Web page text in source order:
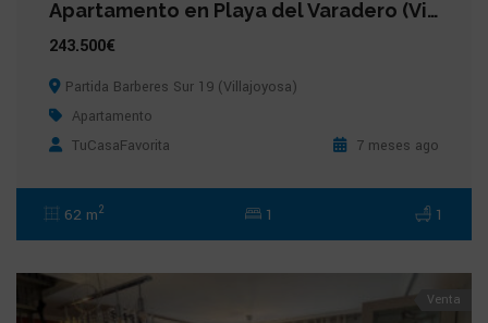
Apartamento en Playa del Varadero (Villajoyosa)
243.500€
Partida Barberes Sur 19 (Villajoyosa)
Apartamento
TuCasaFavorita
7 meses ago
62 m2 1 1
Venta